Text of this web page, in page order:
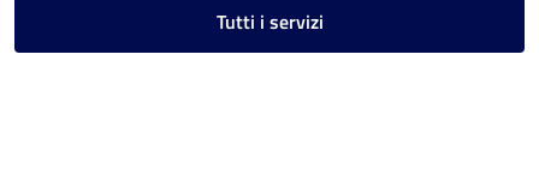
Tutti i servizi